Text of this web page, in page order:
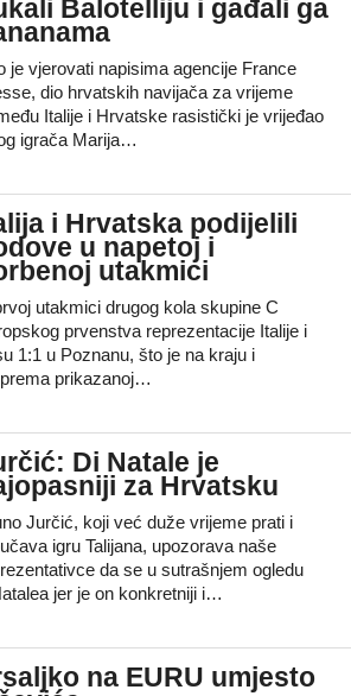
Balotelliju i gađali ga
je vjerovati napisima agencije France
dio hrvatskih navijača za vrijeme
Italije i Hrvatske rasistički je vrijeđao
igrača Marija…
i Hrvatska podijelili
u napetoj i
utakmici
utakmici drugog kola skupine C
prvenstva reprezentacije Italije i
1:1 u Poznanu, što je na kraju i
prikazanoj…
Di Natale je
za Hrvatsku
Jurčić, koji već duže vrijeme prati i
igru Talijana, upozorava naše
da se u sutrašnjem ogledu
jer je on konkretniji i…
na EURU umjesto